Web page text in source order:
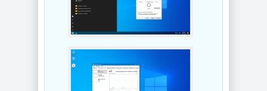
Topaz Gigapixel
1.3.2 by KpoJIuK
Мастеринг
WaveLab 13 Pro